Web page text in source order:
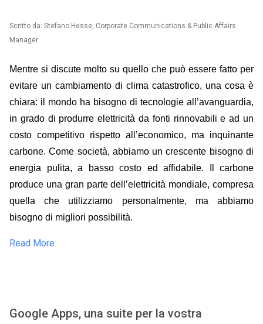
Scritto da: Stefano Hesse, Corporate Communications & Public Affairs
Manager
Mentre si discute molto su quello che può essere fatto per
evitare un cambiamento di clima catastrofico, una cosa è
chiara: il mondo ha bisogno di tecnologie all’avanguardia,
in grado di produrre elettricità da fonti rinnovabili e ad un
costo competitivo rispetto all’economico, ma inquinante
carbone. Come società, abbiamo un crescente bisogno di
energia pulita, a basso costo ed affidabile. Il carbone
produce una gran parte dell’elettricità mondiale, compresa
quella che utilizziamo personalmente, ma abbiamo
bisogno di migliori possibilità.
Read More
Google Apps, una suite per la vostra